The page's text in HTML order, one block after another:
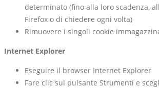
determinato (fino alla loro scadenza,
Firefox o di chiedere ogni volta)
Rimuovere i singoli cookie
Internet Explorer
Eseguire il browser Internet Explorer
Fare clic sul pulsante Strumenti e